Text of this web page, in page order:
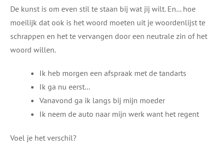
De kunst is om even stil te staan bij wat jij wilt. En... hoe
moeilijk dat ook is het woord moeten uit je woordenlijst te
schrappen en het te vervangen door een neutrale zin of het
woord willen.
Ik heb morgen een afspraak met de tandarts
Ik ga nu eerst...
Vanavond ga ik langs bij mijn moeder
Ik neem de auto naar mijn werk want het regent
Voel je het verschil?